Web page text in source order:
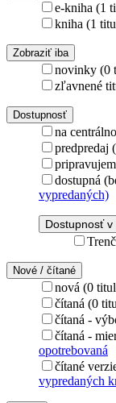
e-kniha (1
kniha (1
Zobraziť iba
novinky (0
zľavnené
Dostupnosť
na
predpredaj
dostupná
vypredaných)
Dostupnosť
Nové / čítané
nová (0
čítaná (0
čítaná -
čítaná -
opotrebovaná
čítané
vypredaných